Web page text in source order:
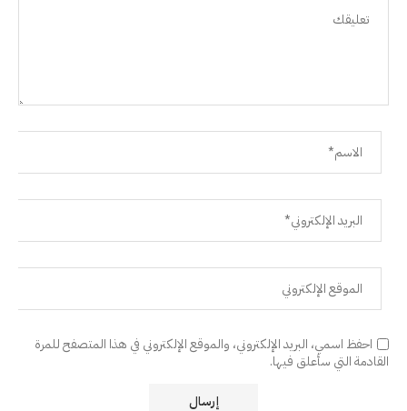
احفظ اسمي، البريد الإلكتروني، والموقع الإلكتروني في هذا المتصفح للمرة
القادمة التي سأعلق فيها.